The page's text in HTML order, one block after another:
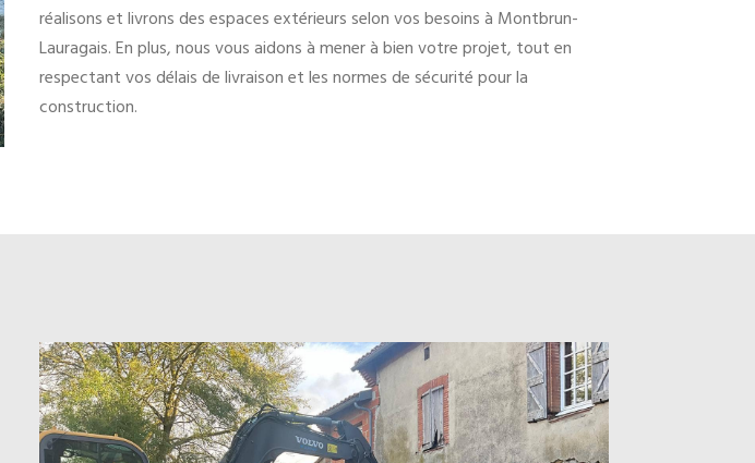
réalisons et livrons des espaces extérieurs selon vos besoins à Montbrun-
Lauragais. En plus, nous vous aidons à mener à bien votre projet, tout en
respectant vos délais de livraison et les normes de sécurité pour la
construction.